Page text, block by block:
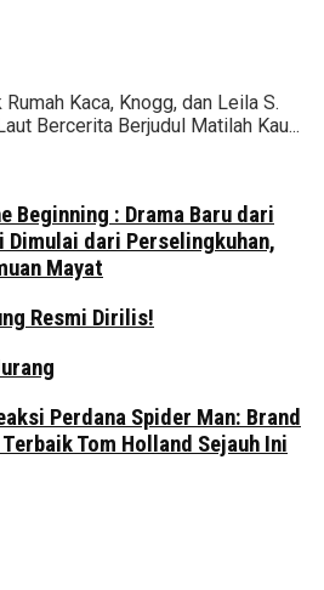
Kaca, Knogg, dan Leila S.
Bercerita Berjudul Matilah Kau...
Beginning : Drama Baru dari
Dimulai dari Perselingkuhan,
Mayat
Resmi Dirilis!
Perdana Spider Man: Brand
Tom Holland Sejauh Ini